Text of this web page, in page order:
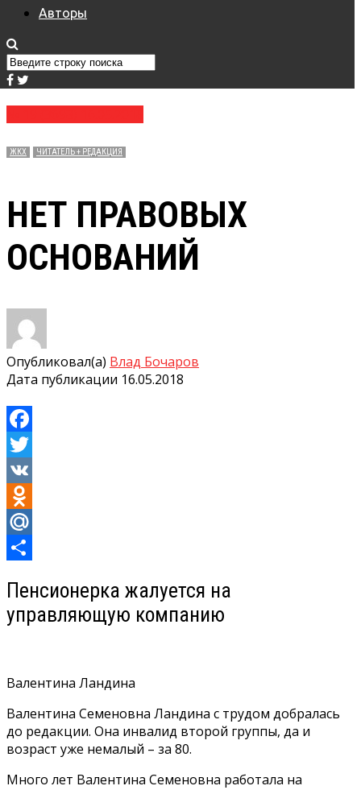
Авторы
ЖКХ ЧИТАТЕЛЬ + РЕДАКЦИЯ
НЕТ ПРАВОВЫХ
ОСНОВАНИЙ
Опубликовал(а) Влад Бочаров
Дата публикации 16.05.2018
Facebook
Twitter
VK
Odnoklassniki
Mail.Ru
Пенсионерка жалуется на
управляющую компанию
Валентина Ландина
Валентина Семеновна Ландина с трудом добралась
до редакции. Она инвалид второй группы, да и
возраст уже немалый – за 80.
Много лет Валентина Семеновна работала на